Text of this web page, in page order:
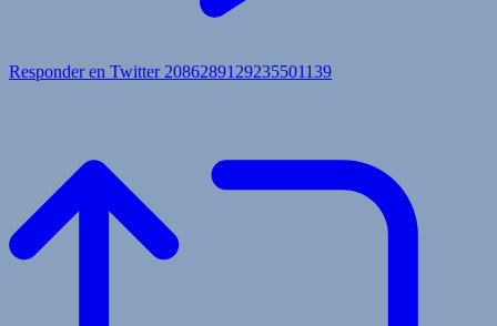
Responder en Twitter 2086289129235501139